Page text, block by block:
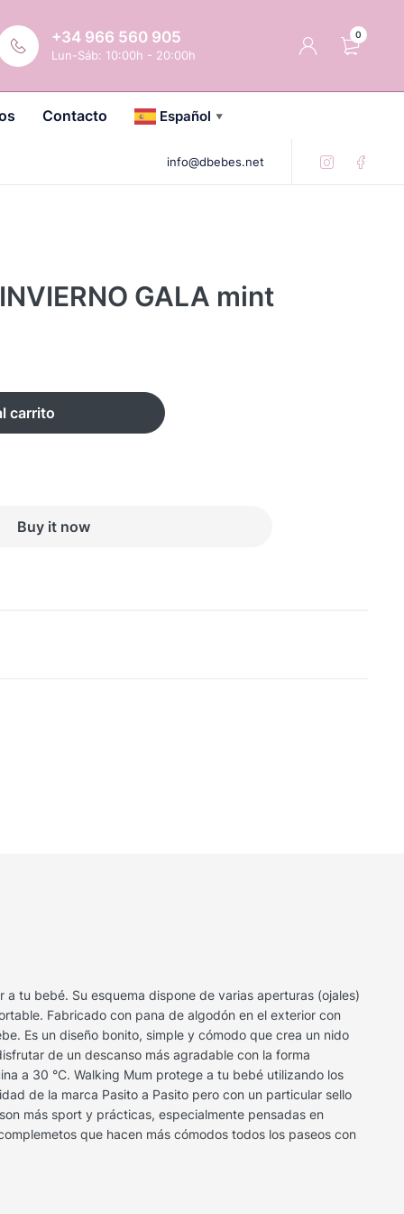
+34 966 560 905
Lun-Sáb: 10:00h - 20:00h
0
Contacto Español ▼
info@dbebes.net
GALA mint
carrito
Buy it now
tu bebé. Su esquema dispone de varias aperturas (ojales)
Fabricado con pana de algodón en el exterior con
Es un diseño bonito, simple y cómodo que crea un nido
de un descanso más agradable con la forma
a 30 °C. Walking Mum protege a tu bebé utilizando los
de la marca Pasito a Pasito pero con un particular sello
más sport y prácticas, especialmente pensadas en
que hacen más cómodos todos los paseos con